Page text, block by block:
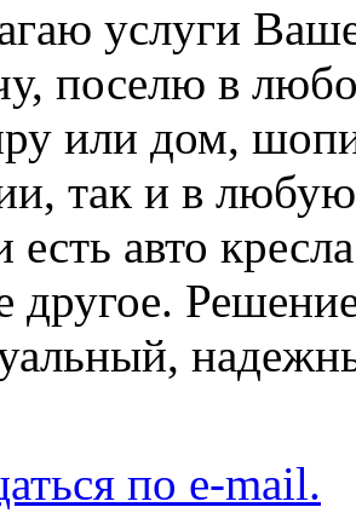
услуги
поселю в
или дом,
так и в
есть авто
другое.
по e-mail.